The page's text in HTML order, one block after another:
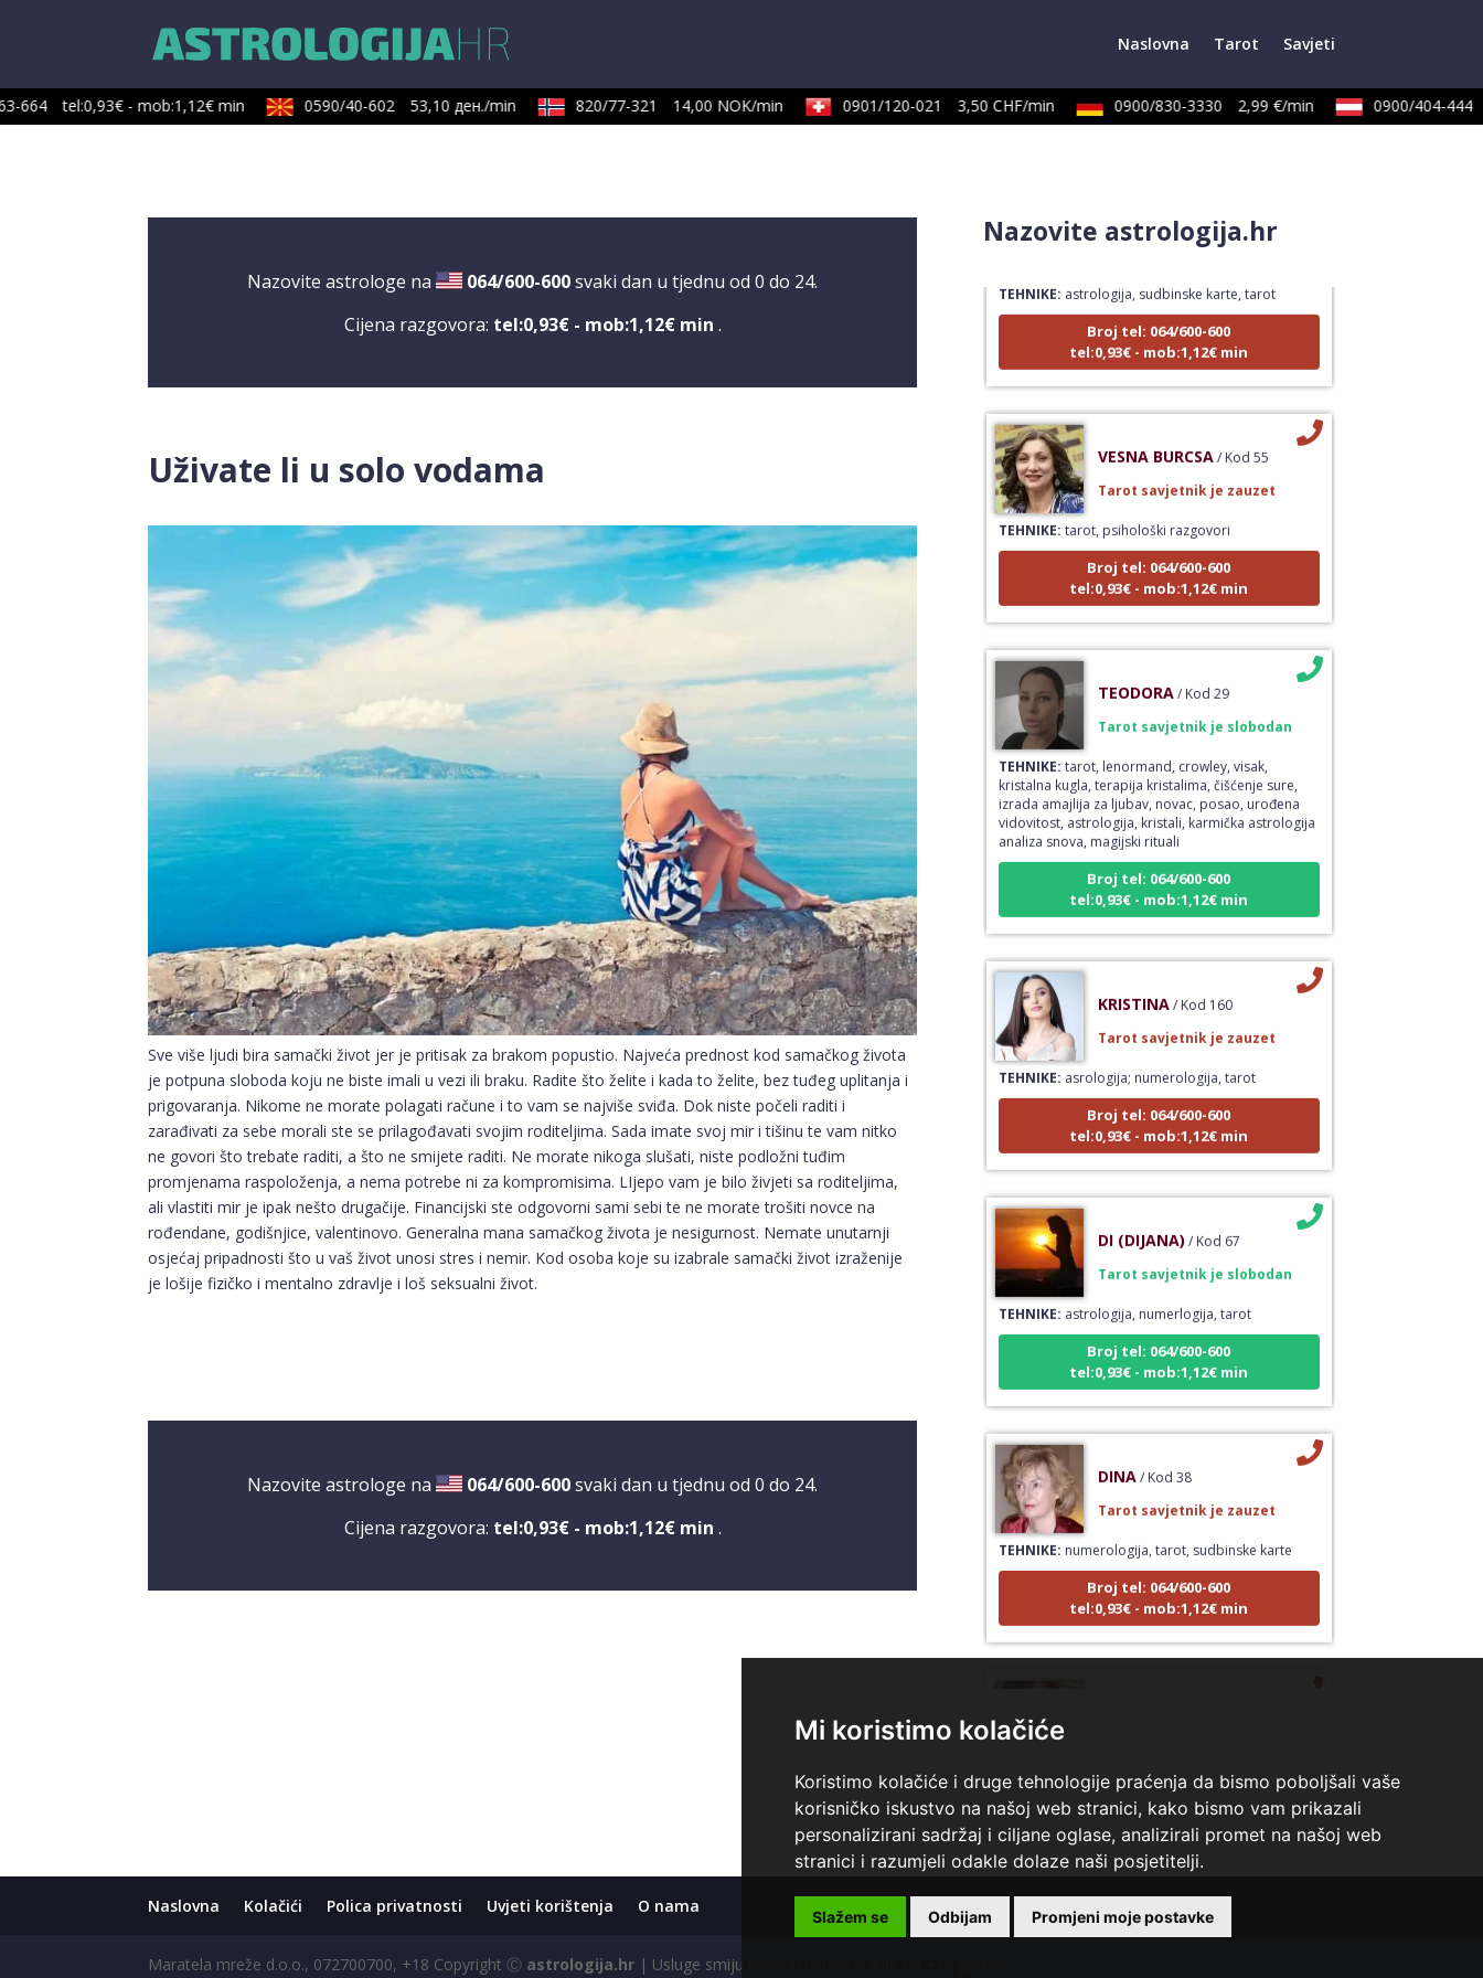
Mi koristimo kolačiće
Koristimo kolačiće i druge tehnologije praćenja da bismo poboljšali vaše
korisničko iskustvo na našoj web stranici, kako bismo vam prikazali
personalizirani sadržaj i ciljane oglase, analizirali promet na našoj web
stranici i razumjeli odakle dolaze naši posjetitelji.
Slažem se Odbijam Promjeni moje postavke
Naslovna Tarot Savjeti
664 tel:0,93€ - mob:1,12€ min 0590/40-602 53,10 ден./min 820/77-321 14,00 NOK/min 0901/120-021 3,50 CHF/min 0900/830-3330 2,99 €/min 0900/404-444
Nazovite astrologe na 064/600-600 svaki dan u tjednu od 0 do 24.
Cijena razgovora: tel:0,93€ - mob:1,12€ min .
Uživate li u solo vodama
Sve više ljudi bira samački život jer je pritisak za brakom popustio. Najveća prednost kod samačkog života
je potpuna sloboda koju ne biste imali u vezi ili braku. Radite što želite i kada to želite, bez tuđeg uplitanja i
prigovaranja. Nikome ne morate polagati račune i to vam se najviše sviđa. Dok niste počeli raditi i
zarađivati za sebe morali ste se prilagođavati svojim roditeljima. Sada imate svoj mir i tišinu te vam nitko
ne govori što trebate raditi, a što ne smijete raditi. Ne morate nikoga slušati, niste podložni tuđim
promjenama raspoloženja, a nema potrebe ni za kompromisima. LIjepo vam je bilo živjeti sa roditeljima,
ali vlastiti mir je ipak nešto drugačije. Financijski ste odgovorni sami sebi te ne morate trošiti novce na
rođendane, godišnjice, valentinovo. Generalna mana samačkog života je nesigurnost. Nemate unutarnji
osjećaj pripadnosti što u vaš život unosi stres i nemir. Kod osoba koje su izabrale samački život izraženije
je lošije fizičko i mentalno zdravlje i loš seksualni život.
Nazovite astrologe na 064/600-600 svaki dan u tjednu od 0 do 24.
Cijena razgovora: tel:0,93€ - mob:1,12€ min .
Nazovite astrologija.hr
Tarot savjetnik je zauzet
Broj tel: 064/600-600
tel:0,93€ - mob:1,12€ min
TEHNIKE:tarot, psihološki razgovori
Broj tel: 064/600-600
tel:0,93€ - mob:1,12€ min
TEHNIKE:tarot, lenormand, crowley, visak,
kristalna kugla, terapija kristalima, čišćenje sure,
izrada amajlija za ljubav, novac, posao, urođena
vidovitost, astrologija, kristali, karmička astrologija
analiza snova, magijski rituali
Broj tel: 064/600-600
tel:0,93€ - mob:1,12€ min
TEHNIKE:asrologija; numerologija, tarot
Broj tel: 064/600-600
tel:0,93€ - mob:1,12€ min
TEHNIKE:astrologija, numerlogija, tarot
Broj tel: 064/600-600
tel:0,93€ - mob:1,12€ min
TEHNIKE:numerologija, tarot, sudbinske karte
Broj tel: 064/600-600
tel:0,93€ - mob:1,12€ min
TEHNIKE: tarot, astrologija, rune
Broj tel: 064/600-600
tel:0,93€ - mob:1,12€ min
RADA/ Kod 79
Naslovna Kolačići Polica privatnosti Uvjeti korištenja O nama
Maratela mreže d.o.o., 072700700, +18 Copyright Ⓒ astrologija.hr | Usluge smiju koristiti osobe starije od +18 godina.